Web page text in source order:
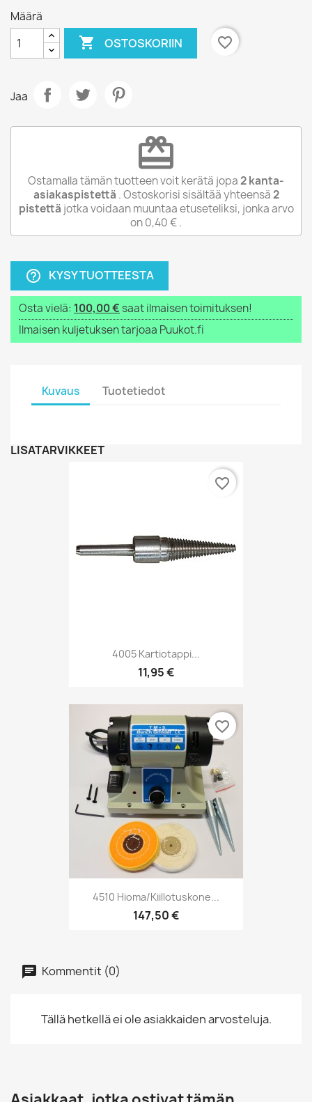
Määrä
 OSTOSKORIIN favorite_border
Jaa
redeem
Ostamalla tämän tuotteen voit kerätä jopa 2kanta-
asiakaspistettä . Ostoskorisi sisältää yhteensä 2
pistettä jotka voidaan muuntaa etuseteliksi, jonka arvo
on0,40 €.
help_outline KYSY TUOTTEESTA
Osta vielä: 100,00 €saat ilmaisen toimituksen!
Ilmaisen kuljetuksen tarjoaa Puukot.fi
Kuvaus Tuotetiedot
LISÄTARVIKKEET
4005 Kartiotappi...
11,95 €
favorite_border
4510 Hioma/Kiillotuskone...
147,50 €
favorite_border
Kommentit (0)
Tällä hetkellä ei ole asiakkaiden arvosteluja.